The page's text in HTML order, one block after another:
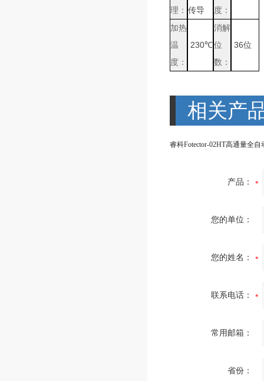
理： 传导
度：
加热
温
度：
230℃
消解
位
数：
36位
相关产
产品：
您的单位：
您的姓名：
联系电话：
常用邮箱：
省份：